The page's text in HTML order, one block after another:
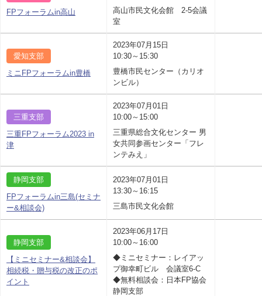
FPフォーラムin高山
高山市民文化会館 2-5会議
室
愛知支部
ミニFPフォーラムin豊橋
2023年07月15日
10:30～15:30
豊橋市民センター（カリオ
ンビル）
三重支部
三重FPフォーラム2023 in
津
2023年07月01日
10:00～15:00
三重県総合文化センター 男
女共同参画センター「フレ
ンテみえ」
静岡支部
FPフォーラムin三島(セミナ
ー&相談会)
2023年07月01日
13:30～16:15
三島市民文化会館
静岡支部
【ミニセミナー&相談会】
相続税・贈与税の改正のポ
イント
2023年06月17日
10:00～16:00
◆ミニセミナー：レイアッ
プ御幸町ビル 会議室6-C
◆無料相談会：日本FP協会
静岡支部